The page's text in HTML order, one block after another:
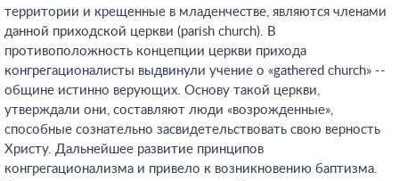
территории и крещенные в младенчестве, являются членами
данной приходской церкви (parish church). В
противоположность концепции церкви прихода
конгрегационалисты выдвинули учение о «gathered church» --
общине истинно верующих. Основу такой церкви,
утверждали они, составляют люди «возрожденные»,
способные сознательно засвидетельствовать свою верность
Христу. Дальнейшее развитие принципов
конгрегационализма и привело к возникновению баптизма.